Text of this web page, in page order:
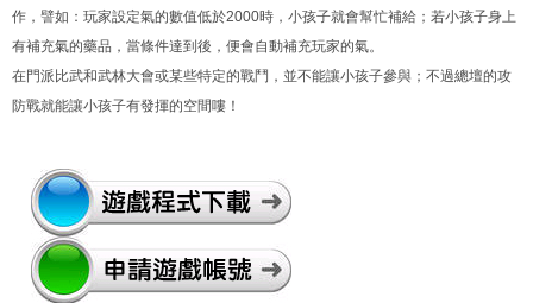
作，譬如：玩家設定氣的數值低於2000時，小孩子就會幫忙補給；若小孩子身上
有補充氣的藥品，當條件達到後，便會自動補充玩家的氣。
在門派比武和武林大會或某些特定的戰鬥，並不能讓小孩子參與；不過總壇的攻
防戰就能讓小孩子有發揮的空間嘍！